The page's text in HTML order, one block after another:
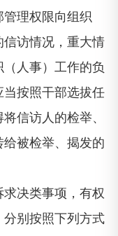
理权限向组织
信访情况，重大情
人事）工作的负
按照干部选拔任
信访人的检举、
被检举、揭发的
决类事项，有权
别按照下列方式